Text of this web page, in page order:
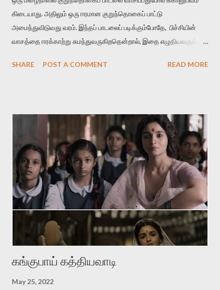
கிடையாது. அதிலும் ஒரு ஈரமான குறுந்தொகைப் பாட்டு
அமைந்துவிடுவது வரம். இந்தப் பாடலைப் படிக்கும்போதே, பிச்சியின்
வாசத்தை ஈரக்காற்று சுமந்துவருகிறதென்றால், இதை எழுதியவருக்கும்
கொழுமுகை இரும்பனம் பசுங்குடைப் பலவுடன் பொதிந்து பெரும்பெயல்
அதை ஒரு அடைமழை பெய்கிற விடியற்காலைல திறந்துவிட்டதுபோல
நன்மணமும் குளிர்ச்சியும் உடைய மேனி கொண்டவள் அவள்.
அவளை எப்பிடி நான் பிரிஞ்சிருப்பேன் . அவளைப் பிரிந்தா ல் என்னால் உயிர்
வாழமுடியாது. 'சின்னப் பூக்கள் பார்க்கையில் தேகம் பார்த்த ஞாபகம்'
என்கிற வைரமுத்து வரிகள்போல கவலைகொள்கிறான் தலைவன்.
ஆனால் இதிலே வாசம்தான் அவனை வாட்டுகிறது. இதில்
'நறுந்தண்ணியள்‬' என்பது ஈர்ப்புள்ள சொல். காதலனின் மென்மையான
SHARE POST A COMMENT READ MORE
கங்குபாய் கத்தியவாடி
May 25, 2022